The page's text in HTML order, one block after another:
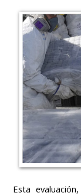
Esta